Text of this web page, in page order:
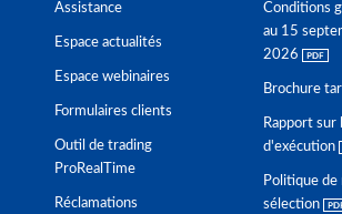
Assistance
Espace actualités
Espace webinaires
Formulaires clients
Outil de trading
ProRealTime
Réclamations
Conditions
au 15
2026
Brochure
Rapport sur
d'exécution
Politique
sélection